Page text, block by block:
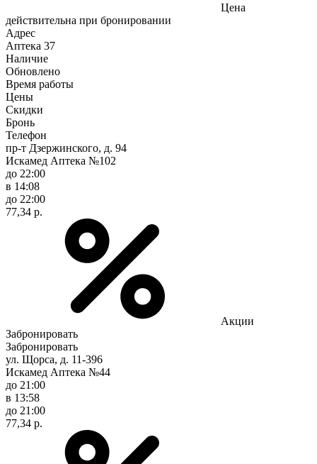
Цена
действительна при бронировании
Адрес
Аптека 37
Наличие
Обновлено
Время работы
Цены
Скидки
Бронь
Телефон
пр-т Дзержинского, д. 94
Искамед Аптека №102
до 22:00
в 14:08
до 22:00
77,34 р.
Акции
Забронировать
Забронировать
ул. Щорса, д. 11-396
Искамед Аптека №44
до 21:00
в 13:58
до 21:00
77,34 р.